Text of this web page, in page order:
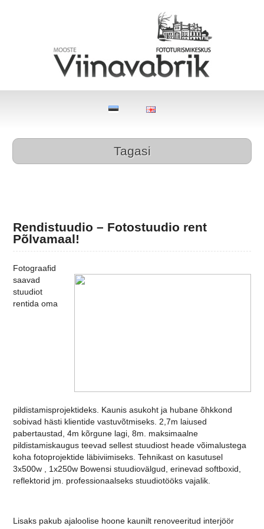
Tagasi
Rendistuudio – Fotostuudio rent
Põlvamaal!
Fotograafid
saavad
stuudiot
rentida oma
pildistamisprojektideks. Kaunis asukoht ja hubane õhkkond
sobivad hästi klientide vastuvõtmiseks. 2,7m laiused
pabertaustad, 4m kõrgune lagi, 8m. maksimaalne
pildistamiskaugus teevad sellest stuudiost heade võimalustega
koha fotoprojektide läbiviimiseks. Tehnikast on kasutusel
3x500w , 1x250w Bowensi stuudiovälgud, erinevad softboxid,
reflektorid jm. professionaalseks stuudiotööks vajalik.
Lisaks pakub ajaloolise hoone kaunilt renoveeritud interjöör